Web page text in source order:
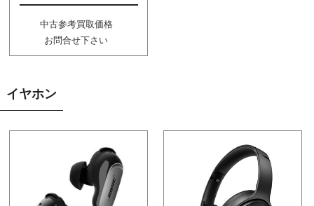
中古参考買取価格
お問合せ下さい
イヤホン